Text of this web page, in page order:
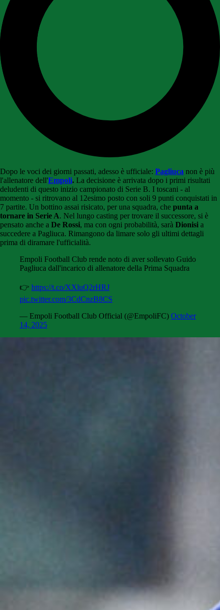
Dopo le voci dei giorni passati, adesso è ufficiale: Pagliuca non è più
l'allenatore dell'Empoli. La decisione è arrivata dopo i primi risultati
deludenti di questo inizio campionato di Serie B. I toscani - al
momento - si ritrovano al 12esimo posto con soli 9 punti conquistati in
7 partite. Un bottino assai risicato, per una squadra, che punta a
tornare in Serie A. Nel lungo casting per trovare il successore, si è
pensato anche a De Rossi, ma con ogni probabilità, sarà Dionisi a
succedere a Pagliuca. Rimangono da limare solo gli ultimi dettagli
prima di diramare l'ufficialità.
Empoli Football Club rende noto di aver sollevato Guido
Pagliuca dall'incarico di allenatore della Prima Squadra
👉 https://t.co/XXluQ2rHRJ
pic.twitter.com/3CdCnzB8CS
— Empoli Football Club Official (@EmpoliFC) October
14, 2025